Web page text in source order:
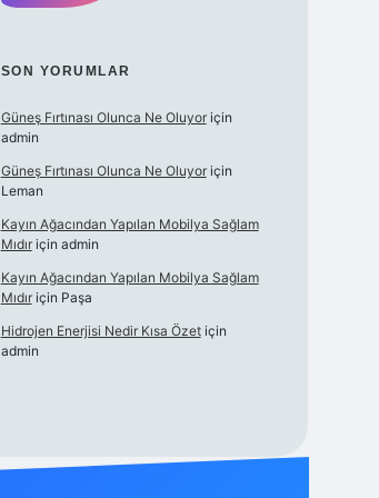
SON YORUMLAR
Güneş Fırtınası Olunca Ne Oluyoriçin
admin
Güneş Fırtınası Olunca Ne Oluyoriçin
Leman
Kayın Ağacından Yapılan Mobilya Sağlam
Mıdıriçin admin
Kayın Ağacından Yapılan Mobilya Sağlam
Mıdıriçin Paşa
Hidrojen Enerjisi Nedir Kısa Özetiçin
admin